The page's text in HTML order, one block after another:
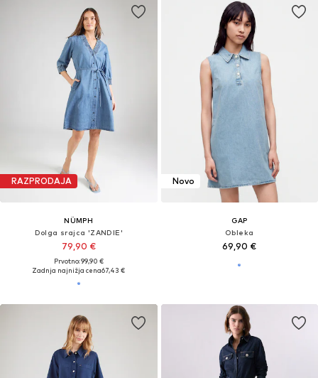
RAZPRODAJA
NÜMPH
Dolga srajca 'ZANDIE'
79,90 €
Prvotno: 99,90 €
Zadnja najnižja cena67,43 €
Novo
GAP
Obleka
69,90 €